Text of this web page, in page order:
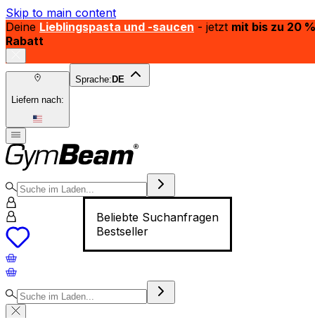
Skip to main content
Deine Lieblingspasta und -saucen - jetzt mit bis zu 20 %
Rabatt
Liefern nach:
Sprache: DE
Beliebte Suchanfragen
Bestseller